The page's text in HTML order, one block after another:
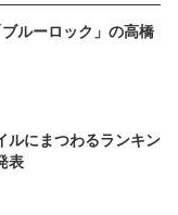
ルーロック」の高橋
ルにまつわるランキン
表